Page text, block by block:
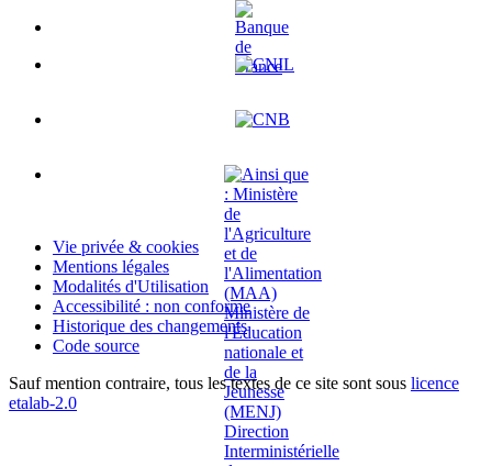
Vie privée & cookies
Mentions légales
Modalités d'Utilisation
Accessibilité : non conforme
Historique des changements
Code source
Sauf mention contraire, tous les textes de ce site sont sous licence
etalab-2.0